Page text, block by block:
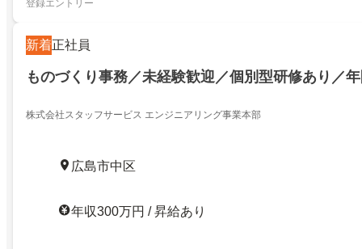
登録エントリー
新着正社員
ものづくり事務／未経験歓迎／個別型研修あり／
株式会社スタッフサービス エンジニアリング事業本部
広島市中区
年収300万円 / 昇給あり